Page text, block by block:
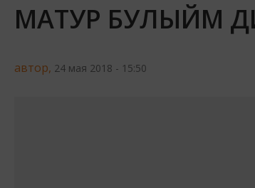
МАТУР БУЛЫЙМ
автор, 24 мая 2018 - 15:50